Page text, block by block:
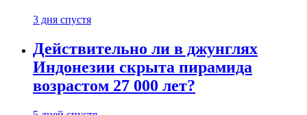
3 дня спустя
Действительно ли в джунглях
Индонезии скрыта пирамида
возрастом 27 000 лет?